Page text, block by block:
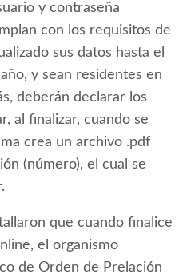
y contraseña
con los requisitos de
sus datos hasta el
y sean residentes en
deberán declarar los
al finalizar, cuando se
crea un archivo .pdf
(número), el cual se
que cuando finalice
el organismo
de Orden de Prelación